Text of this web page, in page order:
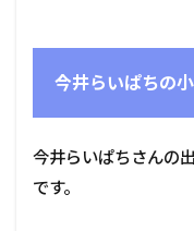
今井らいぱちの
今井らいぱちさんの
です。